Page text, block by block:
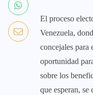
El proceso
Venezuela,
concejales para
oportunidad
sobre los
que esperan, se